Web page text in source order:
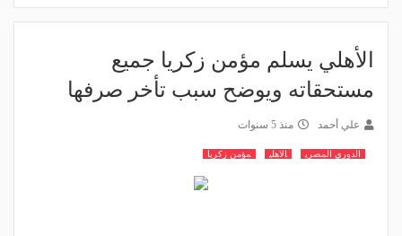
الأهلي يسلم مؤمن زكريا جميع
مستحقاته ويوضح سبب تأخر صرفها
علي أحمد منذ 5 سنوات
الدوري المصري الاهلي مؤمن زكريا